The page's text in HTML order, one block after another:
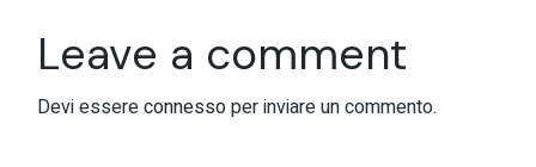
Leave a comment
Devi essereconnessoper inviare un commento.